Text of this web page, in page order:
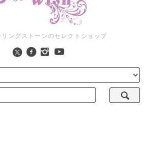
ングストーンのセレクトショップ